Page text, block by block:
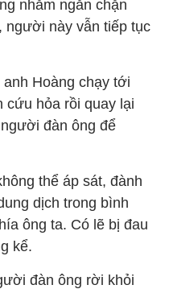
nhằm ngăn chặn
người này vẫn tiếp tục
Hoàng chạy tới
cứu hỏa rồi quay lại
đàn ông để
thể áp sát, đành
dịch trong bình
ông ta. Có lẽ bị đau
kể.
đàn ông rời khỏi